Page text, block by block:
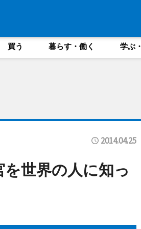
買う 暮らす・働く 学ぶ
2014.04.25
世界の人に知っ